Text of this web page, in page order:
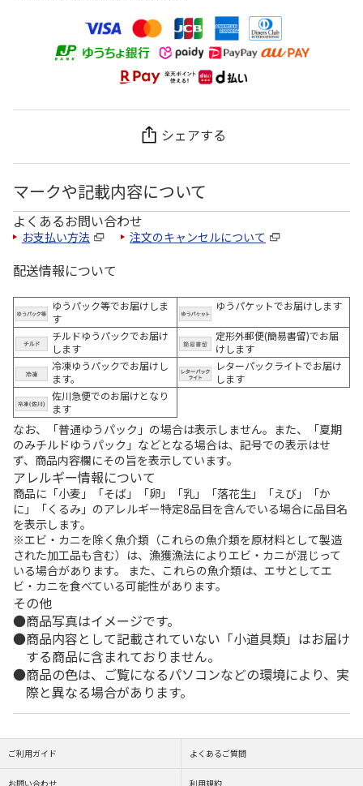
シェアする
マークや記載内容について
よくあるお問い合わせ
お支払い方法 注文のキャンセルについて
配送情報について
ゆうパック等でお届けしま
す
ゆうパケットでお届けします
チルドゆうパックでお届け
します
定形外郵便(簡易書留)でお届
けします
冷凍ゆうパックでお届けし
ます。
レターパックライトでお届け
します
佐川急便でのお届けとなり
ます
なお、「普通ゆうパック」の場合は表示しません。また、「夏期
のみチルドゆうパック」などとなる場合は、記号での表示はせ
ず、商品内容欄にその旨を表示しています。
アレルギー情報について
商品に「小麦」「そば」「卵」「乳」「落花生」「えび」「か
に」「くるみ」のアレルギー特定8品目を含んでいる場合に品目名
を表示します。
※エビ・カニを除く魚介類（これらの魚介類を原材料として製造
された加工品も含む）は、漁獲漁法によりエビ・カニが混じって
いる場合があります。 また、これらの魚介類は、エサとしてエ
ビ・カニを食べている可能性があります。
その他
商品写真はイメージです。
商品内容として記載されていない「小道具類」はお届け
する商品に含まれておりません。
商品の色は、ご覧になるパソコンなどの環境により、実
際と異なる場合があります。
ご利用ガイド よくあるご質問
お問い合わせ 利用規約